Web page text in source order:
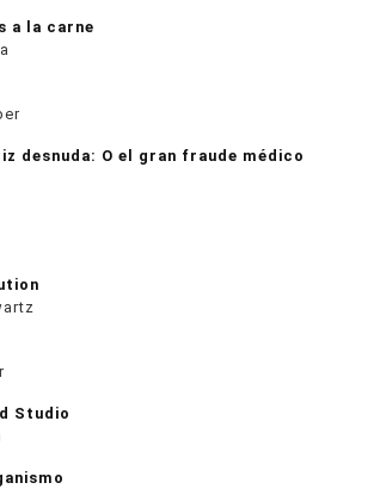
a la carne
desnuda: O el gran fraude médico
Studio